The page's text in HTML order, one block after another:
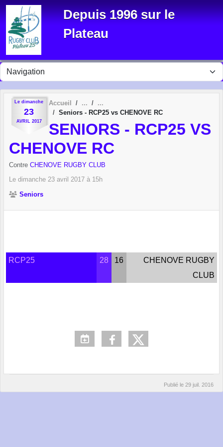
Depuis 1996 sur le
Plateau
Le dimanche
23
AVRIL 2017
Accueil
Seniors - RCP25 vs CHENOVE RC
SENIORS - RCP25 VS
CHENOVE RC
Contre CHENOVE RUGBY CLUB
Le dimanche 23 avril 2017 à 15h
Seniors
RCP25 28 16
CHENOVE RUGBY
CLUB
Publié le 29 juil. 2016
Panneau de gestion des cookies